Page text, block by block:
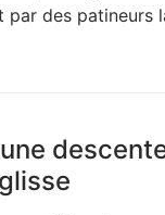
des patineurs